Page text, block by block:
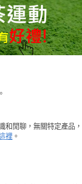
和閒聊，無關特定產品，
裡 。